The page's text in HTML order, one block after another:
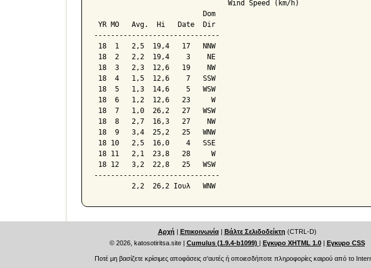
                                Wind Speed (km/h)
                          Dom
YR MO   Avg.  Hi   Date  Dir
------------------------------
18  1   2,5  19,4   17   NNW
18  2   2,2  19,4    3    NE
18  3   2,3  12,6   19    NW
18  4   1,5  12,6    7   SSW
18  5   1,3  14,6    5   WSW
18  6   1,2  12,6   23     W
18  7   1,0  26,2   27   WSW
18  8   2,7  16,3   27    NW
18  9   3,4  25,2   25   WNW
18 10   2,5  16,0    4   SSE
18 11   2,1  23,8   28     W
18 12   3,2  22,8   25   WSW
------------------------------
Αρχή | Επικοινωνία | Βάλτε Σελιδοδείκτη (CTRL-D)
© 2026, katosotiritsa.site| Cumulus (1.9.4-b1099) | Εγκυρο XHTML 1.0| Εγκυρο CSS
Ποτέ μη βασίζετε κρίσιμες αποφάσεις σ'αυτές ή οποιεσδήποτε πληροφορίες καιρού από το